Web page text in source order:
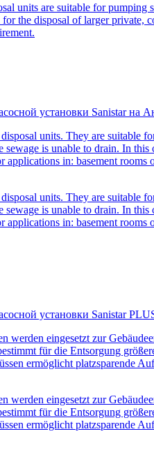
units are suitable for
the disposal of larger
установки Sanistar на
units. They are suitable
is unable to drain. In
in: basement
units. They are suitable
is unable to drain. In
in: basement
установки Sanistar
werden eingesetzt zur
für die Entsorgung
ermöglicht platzsparende
werden eingesetzt zur
für die Entsorgung
ermöglicht platzsparende